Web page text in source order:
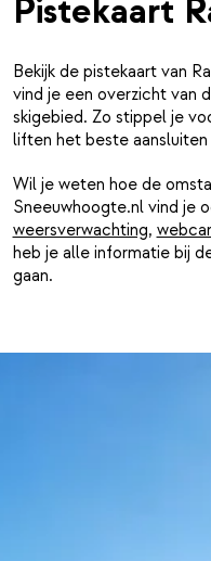
Pistekaart
Bekijk de pistekaart van
vind je een overzicht van
skigebied. Zo stippel je
liften het beste aansluiten
Wil je weten hoe de
Sneeuwhoogte.nl vind je
weersverwachting,
heb je alle informatie bij
gaan.